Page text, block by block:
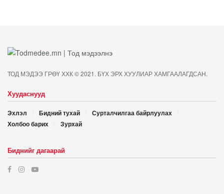
ТОД МЭДЭЭ ГРӨҮ ХХК © 2021. БҮХ ЭРХ ХУУЛИАР ХАМГААЛАГДСАН.
Хуудаснууд
Эхлэл Бидний тухай
Сурталчилгаа байрлуулах
Холбоо барих
Зурхай
Биднийг дагаарай